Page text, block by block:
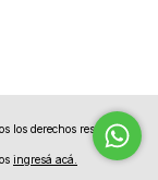
derechos reservados.
ingresá acá.